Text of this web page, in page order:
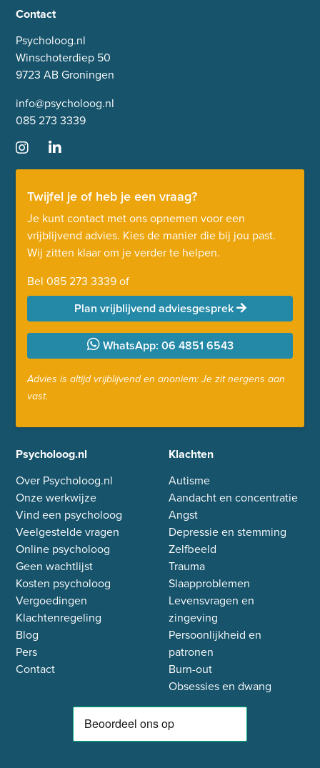
Contact
Psycholoog.nl
Winschoterdiep 50
9723 AB Groningen
info@psycholoog.nl
085 273 3339
Twijfel je of heb je een vraag?
Je kunt contact met ons opnemen voor een
vrijblijvend advies. Kies de manier die bij jou past.
Wij zitten klaar om je verder te helpen.
Bel 085 273 3339of
Plan vrijblijvend adviesgesprek
WhatsApp: 06 4851 6543
Advies is altijd vrijblijvend en anoniem: Je zit nergens aan
vast.
Psycholoog.nl
Over Psycholoog.nl
Onze werkwijze
Vind een psycholoog
Veelgestelde vragen
Online psycholoog
Geen wachtlijst
Kosten psycholoog
Vergoedingen
Klachtenregeling
Blog
Pers
Contact
Klachten
Autisme
Aandacht en concentratie
Angst
Depressie en stemming
Zelfbeeld
Trauma
Slaapproblemen
Levensvragen en
zingeving
Persoonlijkheid en
patronen
Burn-out
Obsessies en dwang